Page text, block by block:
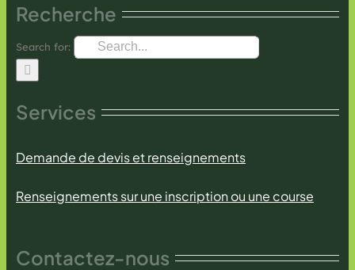
Recherche
Search for:
Services
Demande de devis et renseignements
Renseignements sur une inscription ou une course
Contactez-nous